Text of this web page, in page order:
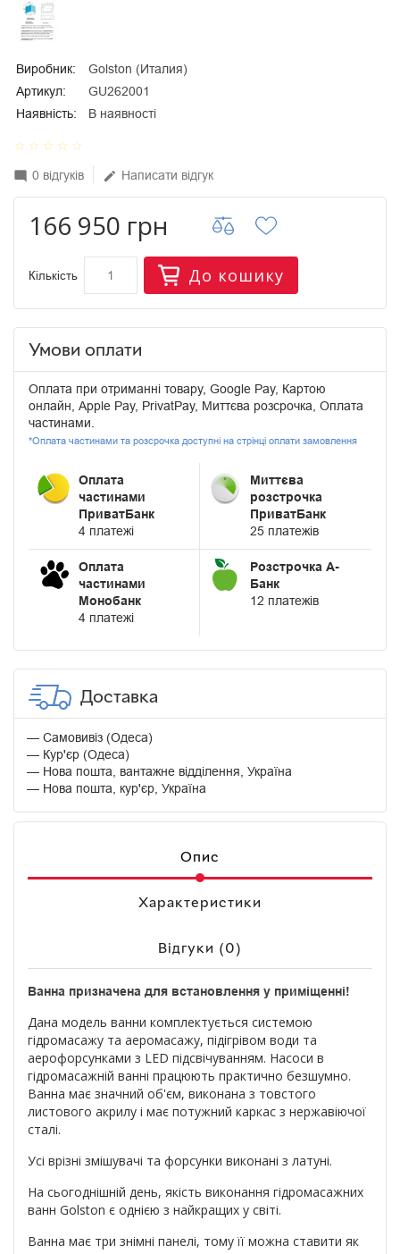
Виробник:
Golston (Италия)
Артикул:
GU262001
Наявність:
В наявності
star_border star_border star_border star_border star_border
mode_comment 0 відгуків edit Написати відгук
166 950 грн
Кількість До кошику
Умови оплати
Оплата при отриманні товару, Google Pay, Картою
онлайн, Apple Pay, PrivatPay, Миттєва розсрочка, Оплата
частинами.
*Оплата частинами та розсрочка доступні на стрінці оплати замовлення
Оплата
частинами
ПриватБанк
4 платежі
Миттєва
розстрочка
ПриватБанк
25 платежів
Оплата
частинами
Монобанк
4 платежі
Розстрочка А-
Банк
12 платежів
Доставка
Самовивіз (Одеса)
Кур'єр (Одеса)
Нова пошта, вантажне відділення, Україна
Нова пошта, кур'єр, Україна
Опис
Характеристики
Відгуки (0)
Ванна призначена для встановлення у приміщенні!
Дана модель ванни комплектується системою
гідромасажу та аеромасажу, підігрівом води та
аерофорсунками з LED підсвічуванням. Насоси в
гідромасажній ванні працюють практично безшумно.
Ванна має значний об'єм, виконана з товстого
листового акрилу і має потужний каркас з нержавіючої
сталі.
Усі врізні змішувачі та форсунки виконані з латуні.
На сьогоднішній день, якість виконання гідромасажних
ванн Golston є однією з найкращих у світі.
Ванна має три знімні панелі, тому її можна ставити як